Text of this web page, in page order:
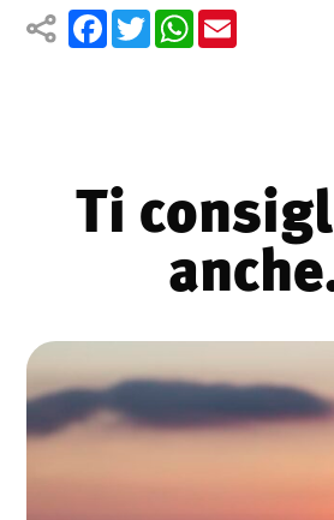
Facebook
TwitterWhatsApp
Email
Ti